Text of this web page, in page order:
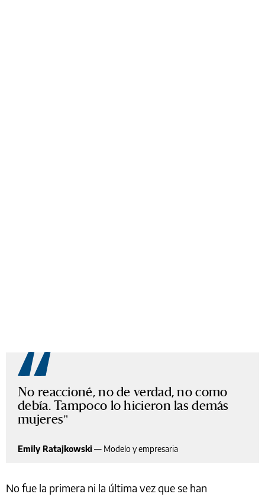
No reaccioné, no de verdad, no como
debía. Tampoco lo hicieron las demás
mujeres
Emily Ratajkowski— Modelo y empresaria
No fue la primera ni la última vez que se han